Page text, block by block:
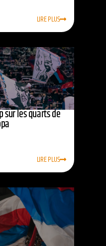
LIRE PLUS
sur les quarts de
LIRE PLUS